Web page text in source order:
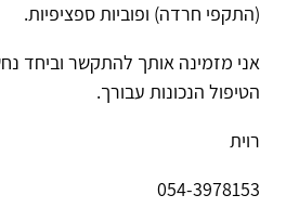
(התקפי חרדה) ופוביות ספציפיות.
אני מזמינה אותך להתקשר וביחד
הטיפול הנכונות עבורך.
רוית
054-3978153